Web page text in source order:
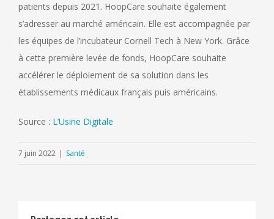
patients depuis 2021. HoopCare souhaite également
s’adresser au marché américain. Elle est accompagnée par
les équipes de l’incubateur Cornell Tech à New York. Grâce
à cette première levée de fonds, HoopCare souhaite
accélérer le déploiement de sa solution dans les
établissements médicaux français puis américains.
Source : L’Usine Digitale
7 juin 2022 | Santé